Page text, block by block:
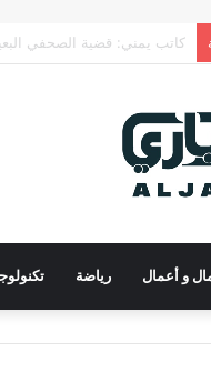
رئيس الوزراء يدعو لتحرك
و أعمال رياضة